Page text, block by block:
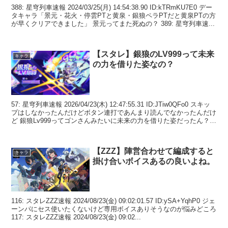
388: 星穹列車速報 2024/03/25(月) 14:54:38.90 ID:kTRmKU7E0 デー
タキャラ「景元・花火・停雲PTと黄泉・銀狼ペラPTだと黄泉PTの方
が早くクリアできました」 景元ってまた死ぬの？ 389: 星穹列車速...
キャラ
【スタレ】銀狼のLV999って未来
の力を借りた姿なの？
57: 星穹列車速報 2026/04/23(木) 12:47:55.31 ID:JTiw0QFo0 スキッ
プはしなかったんだけどボタン連打であんまり読んでなかったんだけ
ど 銀狼Lv999ってゴンさんみたいに未来の力を借りた姿だったん？
キャラ
【ZZZ】陣営合わせて編成すると
掛け合いボイスあるの良いよね。
116: スタレZZZ速報 2024/08/23(金) 09:02:01.57 ID:ySA+YqhP0 ジェ
ーンパにセス使いたくないけど専用ボイスありそうなのが悩みどころ
117: スタレZZZ速報 2024/08/23(金) 09:02...